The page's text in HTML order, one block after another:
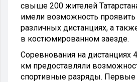
свыше 200 жителей
имели возможность проявить
различных дистанциях, а
в костюмированном заезде.
Соревнования на дистанциях
км предоставляли
спортивные разряды. Первые